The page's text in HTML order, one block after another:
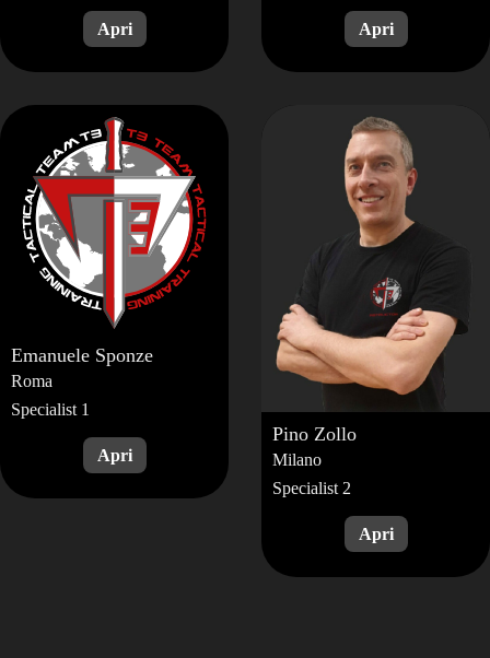
Emanuele Sponze
Roma
Specialist 1
Pino Zollo
Milano
Specialist 2